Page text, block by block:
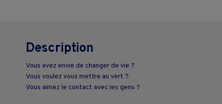
Description
Vous avez envie de changer de vie ?
Vous voulez vous mettre au vert ?
Vous aimez le contact avec les gens ?